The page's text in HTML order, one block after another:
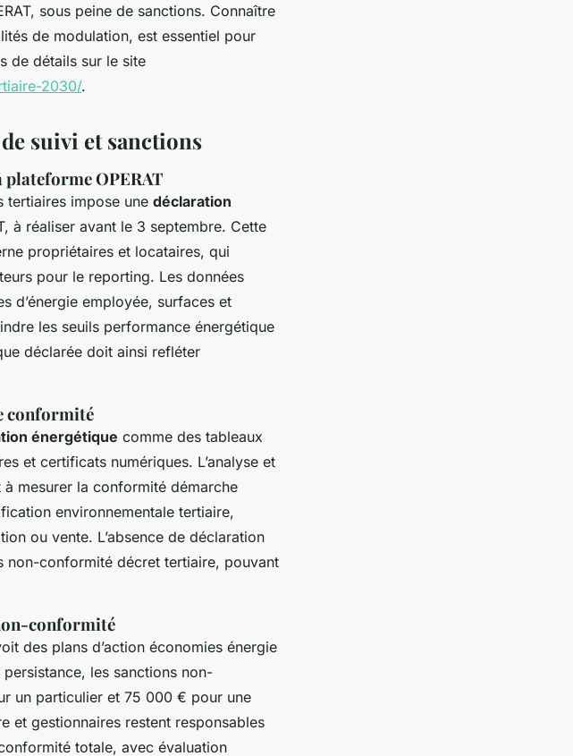
sous peine de sanctions. Connaître
de modulation, est essentiel pour
de détails sur le site
2030/.
suivi et sanctions
OPERAT
tertiaires impose une déclaration
à réaliser avant le 3 septembre. Cette
propriétaires et locataires, qui
pour le reporting. Les données
d’énergie employée, surfaces et
les seuils performance énergétique
déclarée doit ainsi refléter
conformité
énergétique comme des tableaux
et certificats numériques. L’analyse et
mesurer la conformité démarche
environnementale tertiaire,
ou vente. L’absence de déclaration
non-conformité décret tertiaire, pouvant
conformité
des plans d’action économies énergie
les sanctions non-
un particulier et 75 000 € pour une
et gestionnaires restent responsables
totale, avec évaluation